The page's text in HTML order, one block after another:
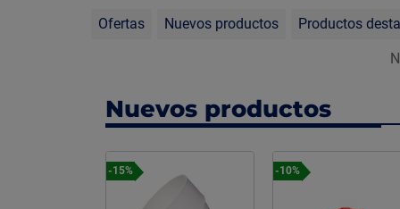
Ofertas Nuevos productos Productos
Nuevos productos
-15% -10%